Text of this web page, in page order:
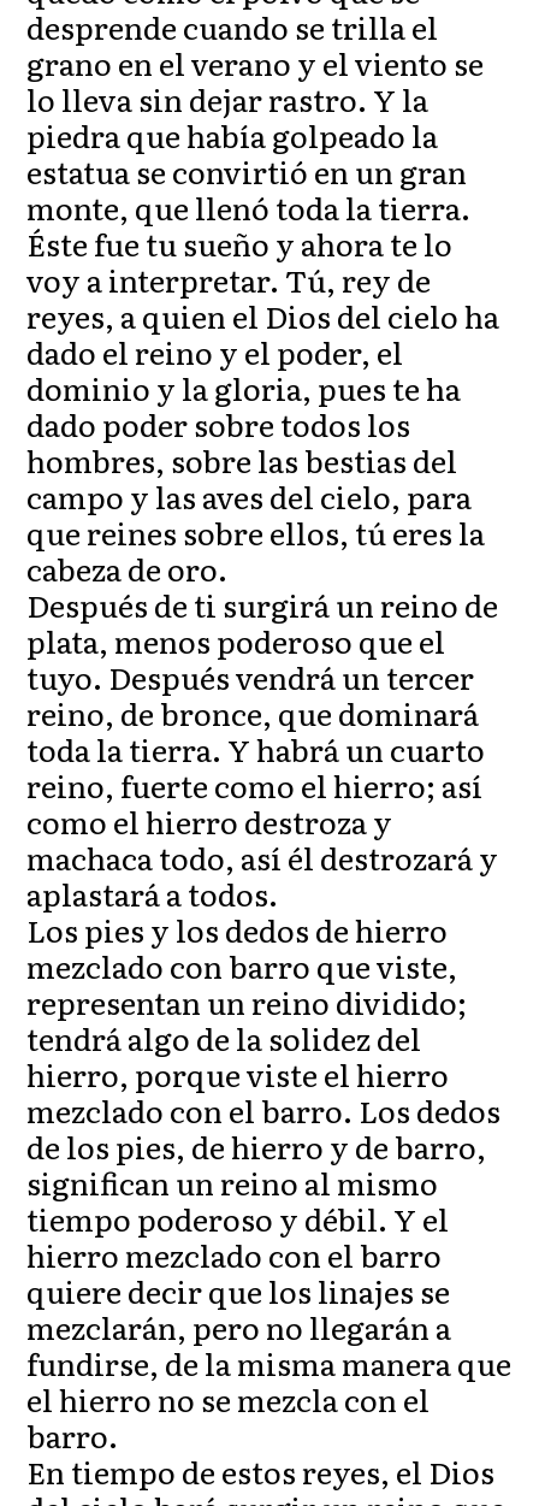
desprende cuando se trilla el
grano en el verano y el viento se
lo lleva sin dejar rastro. Y la
piedra que había golpeado la
estatua se convirtió en un gran
monte, que llenó toda la tierra.
Éste fue tu sueño y ahora te lo
voy a interpretar. Tú, rey de
reyes, a quien el Dios del cielo ha
dado el reino y el poder, el
dominio y la gloria, pues te ha
dado poder sobre todos los
hombres, sobre las bestias del
campo y las aves del cielo, para
que reines sobre ellos, tú eres la
cabeza de oro.
Después de ti surgirá un reino de
plata, menos poderoso que el
tuyo. Después vendrá un tercer
reino, de bronce, que dominará
toda la tierra. Y habrá un cuarto
reino, fuerte como el hierro; así
como el hierro destroza y
machaca todo, así él destrozará y
aplastará a todos.
Los pies y los dedos de hierro
mezclado con barro que viste,
representan un reino dividido;
tendrá algo de la solidez del
hierro, porque viste el hierro
mezclado con el barro. Los dedos
de los pies, de hierro y de barro,
significan un reino al mismo
tiempo poderoso y débil. Y el
hierro mezclado con el barro
quiere decir que los linajes se
mezclarán, pero no llegarán a
fundirse, de la misma manera que
el hierro no se mezcla con el
barro.
En tiempo de estos reyes, el Dios